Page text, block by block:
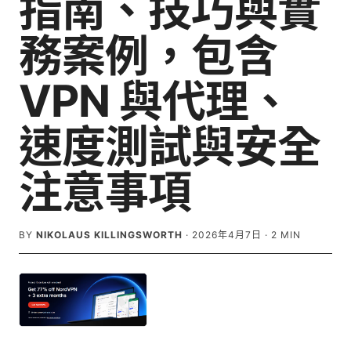
務案例，包含
VPN 與代理、
速度測試與安全
注意事項
BY NIKOLAUS KILLINGSWORTH · 2026年4月7日 · 2 MIN